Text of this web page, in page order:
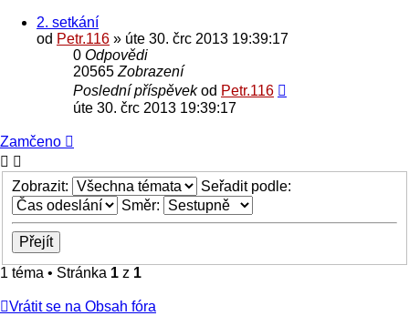
2. setkání
od Petr.116 » úte 30. črc 2013 19:39:17
0 Odpovědi
20565 Zobrazení
Poslední příspěvekod Petr.116
úte 30. črc 2013 19:39:17
Zamčeno
Zobrazit:
Seřadit podle:
Směr:
1 téma • Stránka 1 z 1
Vrátit se na Obsah fóra